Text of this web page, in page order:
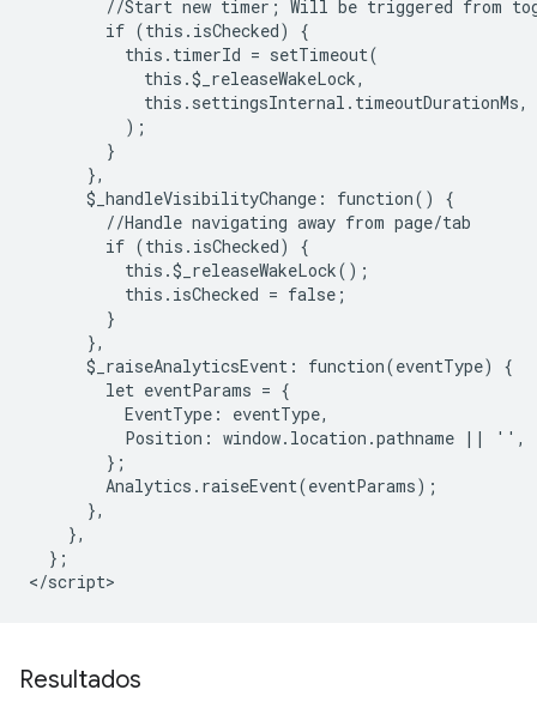
//Start new timer; Will be triggered from
        if (this.isChecked) {
          this.timerId = setTimeout(
            this.$_releaseWakeLock,
            this.settingsInternal.timeoutDurationMs,
          );
        }
      },
      $_handleVisibilityChange: function() {
        //Handle navigating away from page/tab
        if (this.isChecked) {
          this.$_releaseWakeLock();
          this.isChecked = false;
        }
      },
      $_raiseAnalyticsEvent: function(eventType) {
        let eventParams = {
          EventType: eventType,
          Position: window.location.pathname || '',
        };
        Analytics.raiseEvent(eventParams);
      },
    },
  };
Resultados